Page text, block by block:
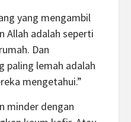
yang mengambil
Allah adalah seperti
Dan
paling lemah adalah
mengetahui.”
minder dengan